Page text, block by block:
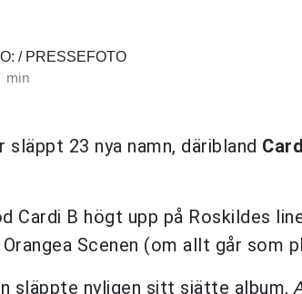
/ PRESSEFOTO
min
släppt 23 nya namn, däribland
Cardi B högt upp på Roskildes
Scenen (om allt går som
släppte nyligen sitt sjätte album,